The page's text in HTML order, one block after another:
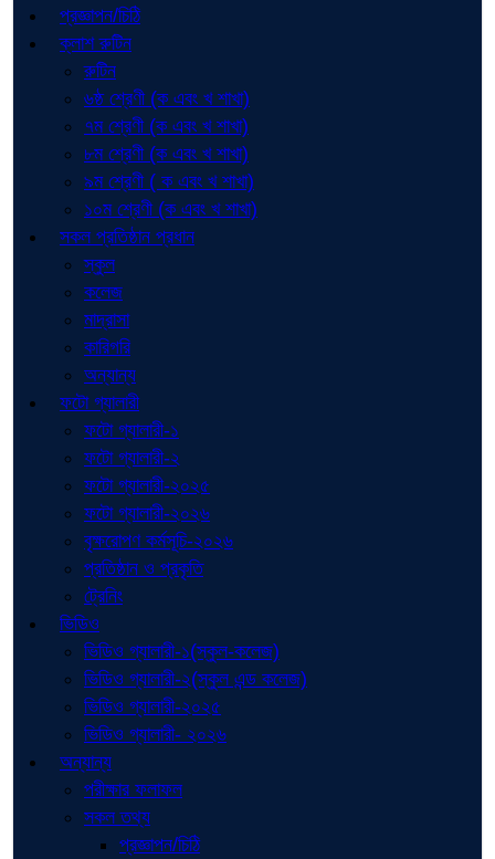
প্রজ্ঞাপন/চিঠি
ক্লাশ রুটিন
রুটিন
৬ষ্ঠ শ্রেণী (ক এবং খ শাখা)
৭ম শ্রেণী (ক এবং খ শাখা)
৮ম শ্রেণী (ক এবং খ শাখা)
৯ম শ্রেণী ( ক এবং খ শাখা)
১০ম শ্রেণী (ক এবং খ শাখা)
সকল প্রতিষ্ঠান প্রধান
স্কুল
কলেজ
মাদ্রাসা
কারিগরি
অন্যান্য
ফটো গ্যালারী
ফটো গ্যালারী-১
ফটো গ্যালারী-২
ফটো গ্যালারী-২০২৫
ফটো গ্যালারী-২০২৬
বৃক্ষরোপণ কর্মসূচি-২০২৬
প্রতিষ্ঠান ও প্রকৃতি
ট্রেনিং
ভিডিও
ভিডিও গ্যালারী-১(স্কুল-কলেজ)
ভিডিও গ্যালারী-২(স্কুল এন্ড কলেজ)
ভিডিও গ্যালারী-২০২৫
ভিডিও গ্যালারী- ২০২৬
অন্যান্য
পরীক্ষার ফলাফল
সকল তথ্য
প্রজ্ঞাপন/চিঠি